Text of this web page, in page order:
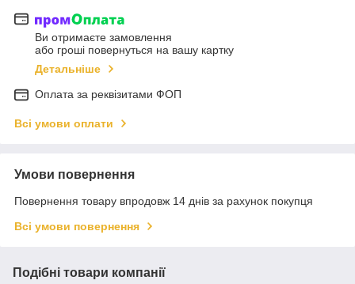
Ви отримаєте замовлення
або гроші повернуться на вашу картку
Детальніше
Оплата за реквізитами ФОП
Всі умови оплати
Умови повернення
Повернення товару впродовж 14 днів за рахунок покупця
Всі умови повернення
Подібні товари компанії